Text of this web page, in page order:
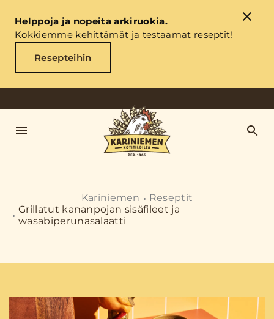
Helppoja ja nopeita arkiruokia.
Kokkiemme kehittämät ja testaamat reseptit!
Resepteihin
Kariniemen
Reseptit
Grillatut kananpojan sisäfileet ja
wasabiperunasalaatti